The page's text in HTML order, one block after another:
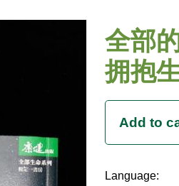
全部
拥抱
Language: